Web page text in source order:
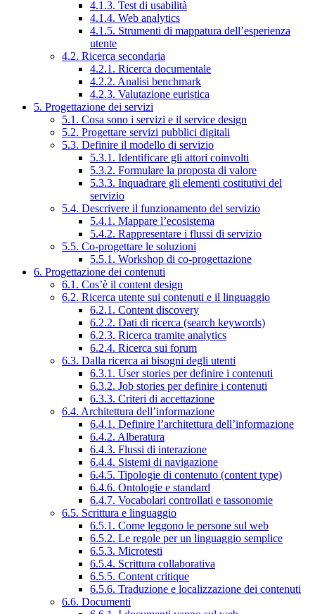
4.1.3. Test di usabilità
4.1.4. Web analytics
4.1.5. Strumenti di mappatura dell’esperienza
utente
4.2. Ricerca secondaria
4.2.1. Ricerca documentale
4.2.2. Analisi benchmark
4.2.3. Valutazione euristica
5. Progettazione dei servizi
5.1. Cosa sono i servizi e il service design
5.2. Progettare servizi pubblici digitali
5.3. Definire il modello di servizio
5.3.1. Identificare gli attori coinvolti
5.3.2. Formulare la proposta di valore
5.3.3. Inquadrare gli elementi costitutivi del
servizio
5.4. Descrivere il funzionamento del servizio
5.4.1. Mappare l’ecosistema
5.4.2. Rappresentare i flussi di servizio
5.5. Co-progettare le soluzioni
5.5.1. Workshop di co-progettazione
6. Progettazione dei contenuti
6.1. Cos’è il content design
6.2. Ricerca utente sui contenuti e il linguaggio
6.2.1. Content discovery
6.2.2. Dati di ricerca (search keywords)
6.2.3. Ricerca tramite analytics
6.2.4. Ricerca sui forum
6.3. Dalla ricerca ai bisogni degli utenti
6.3.1. User stories per definire i contenuti
6.3.2. Job stories per definire i contenuti
6.3.3. Criteri di accettazione
6.4. Architettura dell’informazione
6.4.1. Definire l’architettura dell’informazione
6.4.2. Alberatura
6.4.3. Flussi di interazione
6.4.4. Sistemi di navigazione
6.4.5. Tipologie di contenuto (content type)
6.4.6. Ontologie e standard
6.4.7. Vocabolari controllati e tassonomie
6.5. Scrittura e linguaggio
6.5.1. Come leggono le persone sul web
6.5.2. Le regole per un linguaggio semplice
6.5.3. Microtesti
6.5.4. Scrittura collaborativa
6.5.5. Content critique
6.5.6. Traduzione e localizzazione dei contenuti
6.6. Documenti